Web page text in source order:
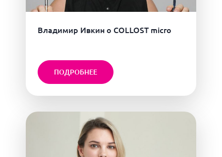
Владимир Ивкин о COLLOST micro
ПОДРОБНЕЕ